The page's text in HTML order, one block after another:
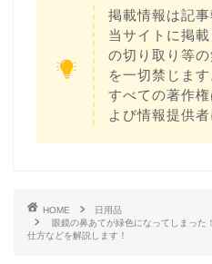
掲載情報は記事
当サイトに掲
の切り取り等
を一切禁じます
すべての著作
よび情報提供者
HOME
日用品
眼鏡の鼻あてが緑色になってしまった
仕方などを解説します！